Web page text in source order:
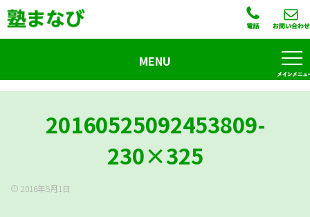
20160525092453809-
230×325
2016年5月1日
MENU